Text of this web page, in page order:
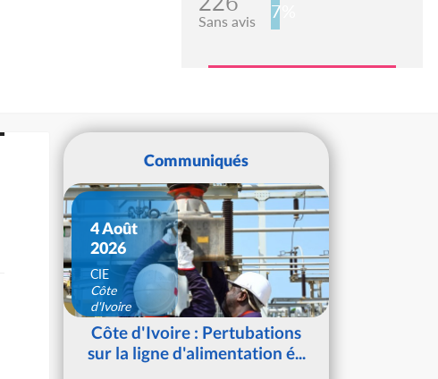
Sans avis 7%
Communiqués
4 Août
2026
CIE
Côte
d'Ivoire
Côte d'Ivoire : Pertubations
sur la ligne d'alimentation é...